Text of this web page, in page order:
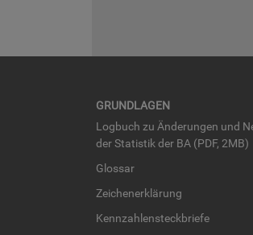
GRUND­LA­GEN
Log­buch zu Än­de­run­gen und
der Sta­tis­tik der BA (PDF, 2MB)
Glos­sar
Zei­chen­er­klä­rung
Kenn­zah­len­steck­brie­fe